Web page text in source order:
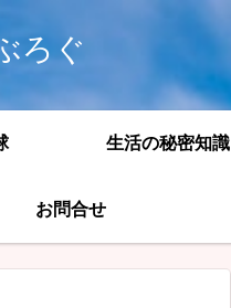
ろぐ
生活の秘密知識
お問合せ